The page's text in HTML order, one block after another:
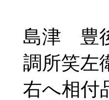
島津 豊
調所笑左
右へ相付